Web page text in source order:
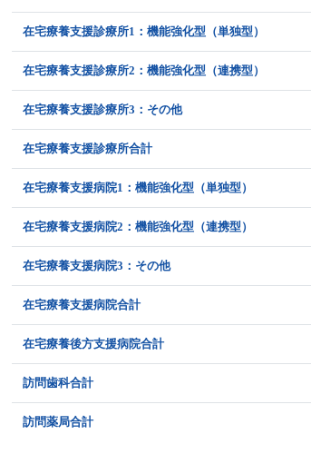
在宅療養支援診療所1：機能強化型（単独型）
在宅療養支援診療所2：機能強化型（連携型）
在宅療養支援診療所3：その他
在宅療養支援診療所合計
在宅療養支援病院1：機能強化型（単独型）
在宅療養支援病院2：機能強化型（連携型）
在宅療養支援病院3：その他
在宅療養支援病院合計
在宅療養後方支援病院合計
訪問歯科合計
訪問薬局合計